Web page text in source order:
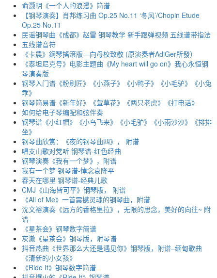
俞灏明《一个人的浪漫》简谱
【钢琴演奏】肖邦练习曲 Op.25 No.11 ‘冬风’/Chopin Etude
Op.25 No.11
民谣钢琴曲《成都》赵雷 钢琴教学 新手跟弹视频 五线谱带指法
五线谱音符
《卡農》鋼琴搖滾版—向母校致敬 (原演奏者AdiGer所發）
《泰坦尼克号》电影主题曲《My heart will go on》我心永恒钢
琴演奏版
钢琴入门谱《粉刷匠》《小燕子》《小鸭子》《小毛驴》《小兔
乖》
钢琴简易谱《新年好》《萱草花》《两只老虎》《打电话》
如何给电子琴编配和弦伴奏
钢琴谱《小红帽》《小鸟飞来》《小毛驴》《小雨沙沙》《排排
坐》
钢琴曲欣赏：《夜的钢琴曲四》， 附谱
唱支山歌对党听 钢琴谱-红色经曲
钢琴演奏《我有一个梦》，附谱
我有一个梦 钢琴谱-悼念袁隆平
春天在哪里 钢琴谱-经典儿歌
CMJ《山海皆可平》钢琴版， 附谱
《All of Me》一首震撼灵魂的钢琴曲，附谱
沈文裕演奏《远方的香格里拉》，无限的思念，美好的向往~ 附
谱
《星茶会》钢琴数字简谱
灰澈《星茶会》钢琴版，附琴谱
抖音热曲《世界那么大还是遇见你》钢琴版，附谱–缅甸歌曲
《清新的小女孩》
《Ride It》钢琴数字简谱